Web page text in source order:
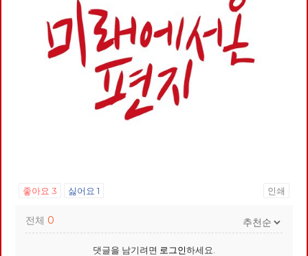
좋아요 3 싫어요 1 인쇄
전체 0
댓글을 남기려면 로그인하세요.